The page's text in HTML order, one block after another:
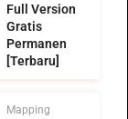
Full Version
Gratis
Permanen
[Terbaru]
Mapping